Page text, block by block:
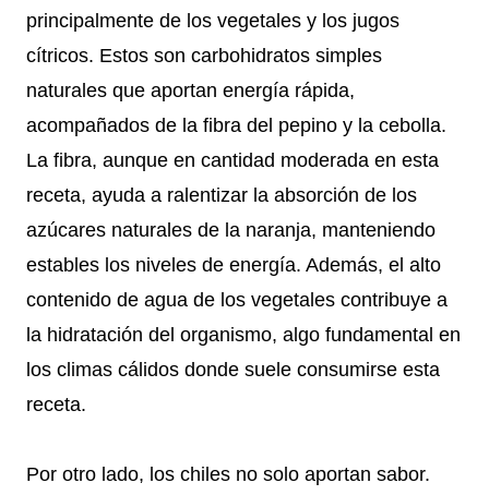
principalmente de los vegetales y los jugos
cítricos. Estos son carbohidratos simples
naturales que aportan energía rápida,
acompañados de la fibra del pepino y la cebolla.
La fibra, aunque en cantidad moderada en esta
receta, ayuda a ralentizar la absorción de los
azúcares naturales de la naranja, manteniendo
estables los niveles de energía. Además, el alto
contenido de agua de los vegetales contribuye a
la hidratación del organismo, algo fundamental en
los climas cálidos donde suele consumirse esta
receta.
Por otro lado, los chiles no solo aportan sabor.